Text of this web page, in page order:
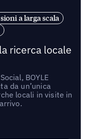
a larga scala
ricerca locale
BOYLE
da un’unica
locali in visite in